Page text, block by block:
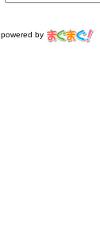
powered by